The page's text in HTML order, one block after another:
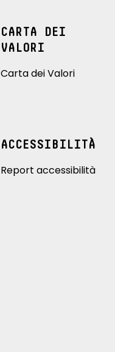
CARTA DEI
VALORI
Carta dei Valori
ACCESSIBILITÀ
Report accessibilità